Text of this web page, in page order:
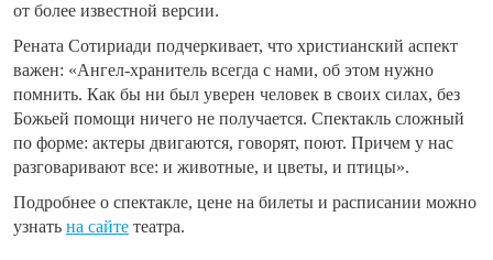
от более известной версии.
Рената Сотириади подчеркивает, что христианский аспект
важен: «Ангел-хранитель всегда с нами, об этом нужно
помнить. Как бы ни был уверен человек в своих силах, без
Божьей помощи ничего не получается. Спектакль сложный
по форме: актеры двигаются, говорят, поют. Причем у нас
разговаривают все: и животные, и цветы, и птицы».
Подробнее о спектакле, цене на билеты и расписании можно
узнать на сайте театра.